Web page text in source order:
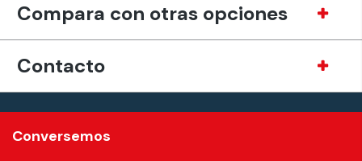
Compara con otras opciones
Contacto
Conversemos